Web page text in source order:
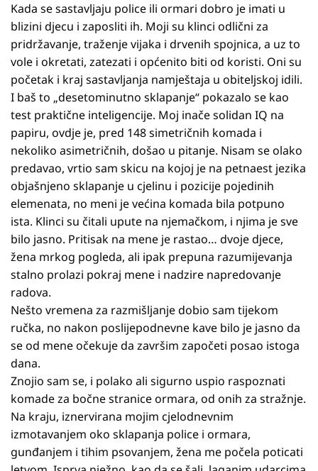
Kada se sastavljaju police ili ormari dobro je imati u
blizini djecu i zaposliti ih. Moji su klinci odlični za
pridržavanje, traženje vijaka i drvenih spojnica, a uz to
vole i okretati, zatezati i općenito biti od koristi. Oni su
početak i kraj sastavljanja namještaja u obiteljskoj idili.
I baš to „desetominutno sklapanje“ pokazalo se kao
test praktične inteligencije. Moj inače solidan IQ na
papiru, ovdje je, pred 148 simetričnih komada i
nekoliko asimetričnih, došao u pitanje. Nisam se olako
predavao, vrtio sam skicu na kojoj je na petnaest jezika
objašnjeno sklapanje u cjelinu i pozicije pojedinih
elemenata, no meni je većina komada bila potpuno
ista. Klinci su čitali upute na njemačkom, i njima je sve
bilo jasno. Pritisak na mene je rastao… dvoje djece,
žena mrkog pogleda, ali ipak prepuna razumijevanja
stalno prolazi pokraj mene i nadzire napredovanje
radova.
Nešto vremena za razmišljanje dobio sam tijekom
ručka, no nakon poslijepodnevne kave bilo je jasno da
se od mene očekuje da završim započeti posao istoga
dana.
Znojio sam se, i polako ali sigurno uspio raspoznati
komade za bočne stranice ormara, od onih za stražnje.
Na kraju, iznervirana mojim cjelodnevnim
izmotavanjem oko sklapanja police i ormara,
gunđanjem i tihim psovanjem, žena me počela poticati